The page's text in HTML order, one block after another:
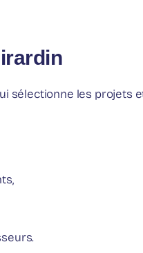
sélectionne les projets